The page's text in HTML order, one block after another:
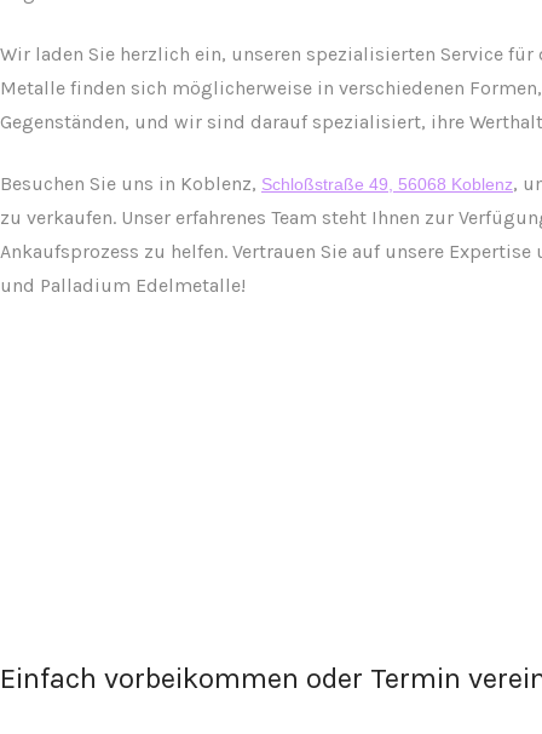
Wir laden Sie herzlich ein, unseren spezialisierten Service
Metalle finden sich möglicherweise in verschiedenen
Gegenständen, und wir sind darauf spezialisiert, ihre
Besuchen Sie uns in Koblenz, Schloßstraße 49, 56068 Koblenz,
zu verkaufen. Unser erfahrenes Team steht Ihnen zur
Ankaufsprozess zu helfen. Vertrauen Sie auf unsere
und Palladium Edelmetalle!
Einfach vorbeikommen oder Termin